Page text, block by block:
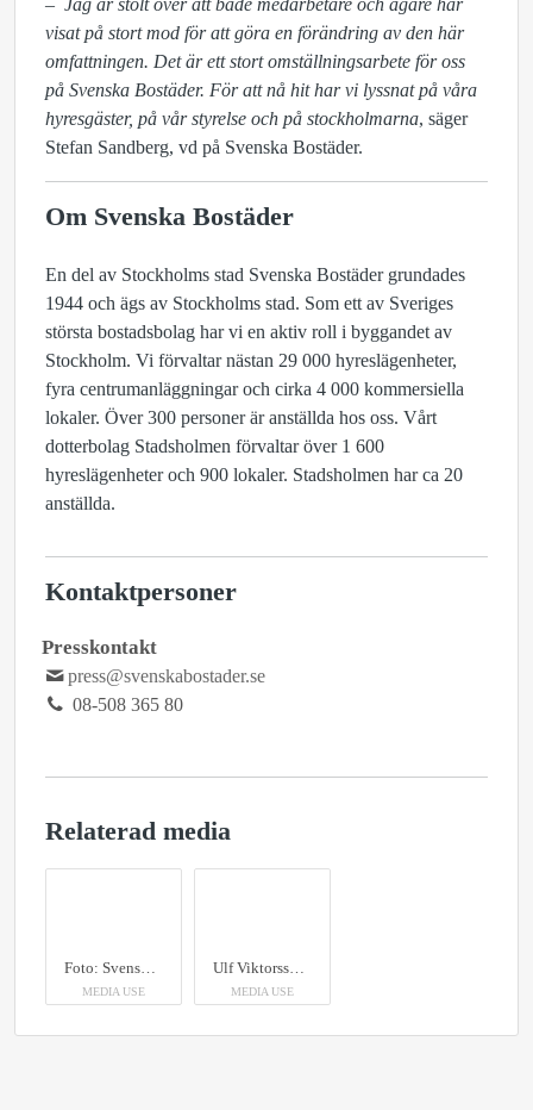
– Jag är stolt över att både medarbetare och ägare har
visat på stort mod för att göra en förändring av den här
omfattningen. Det är ett stort omställningsarbete för oss
på Svenska Bostäder. För att nå hit har vi lyssnat på våra
hyresgäster, på vår styrelse och på stockholmarna, säger
Stefan Sandberg, vd på Svenska Bostäder.
Om Svenska Bostäder
En del av Stockholms stad Svenska Bostäder grundades
1944 och ägs av Stockholms stad. Som ett av Sveriges
största bostadsbolag har vi en aktiv roll i byggandet av
Stockholm. Vi förvaltar nästan 29 000 hyreslägenheter,
fyra centrumanläggningar och cirka 4 000 kommersiella
lokaler. Över 300 personer är anställda hos oss. Vårt
dotterbolag Stadsholmen förvaltar över 1 600
hyreslägenheter och 900 lokaler. Stadsholmen har ca 20
anställda.
Kontaktpersoner
Presskontakt
press@svenskabostader.se
08-508 365 80
Relaterad media
Foto: Svenska Bostäder/Peter Lydén
MEDIA USE
Ulf Viktorsson, Teknik och underhållschef på Svenska Bostäder, driver arbetet med Varsam renovering.
MEDIA USE